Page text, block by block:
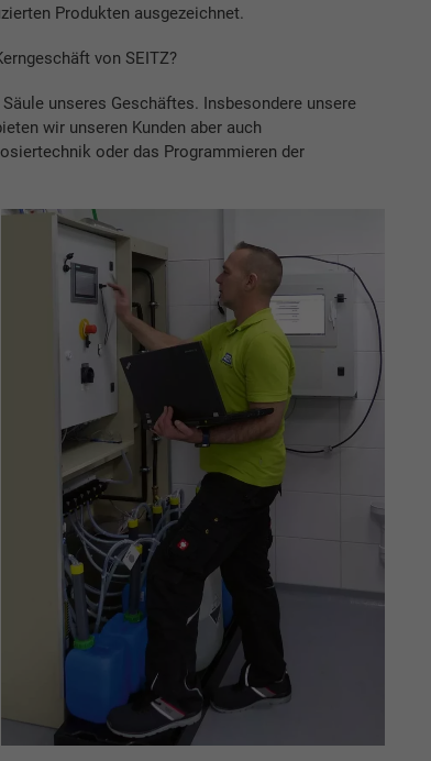
Produkten ausgezeichnet.
von SEITZ?
unseres Geschäftes. Insbesondere unsere
wir unseren Kunden aber auch
oder das Programmieren der